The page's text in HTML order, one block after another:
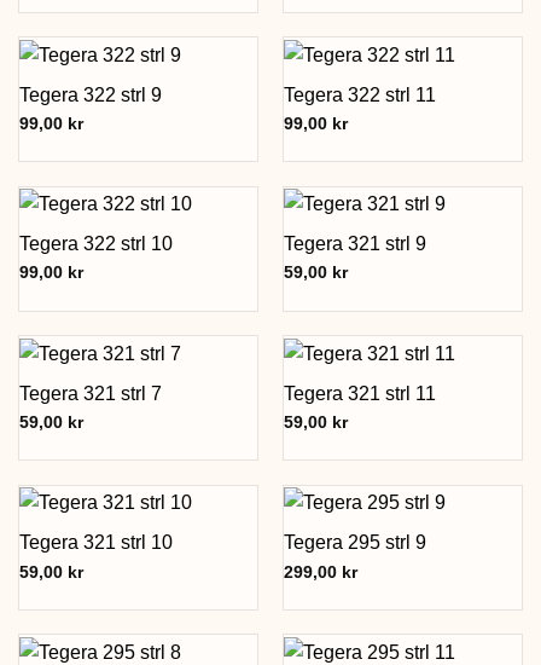
Tegera 322 strl 9
99,00 kr
Tegera 322 strl 11
99,00 kr
Tegera 322 strl 10
99,00 kr
Tegera 321 strl 9
59,00 kr
Tegera 321 strl 7
59,00 kr
Tegera 321 strl 11
59,00 kr
Tegera 321 strl 10
59,00 kr
Tegera 295 strl 9
299,00 kr